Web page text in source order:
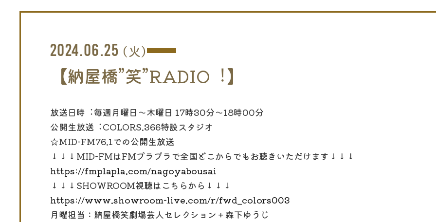
2024.06.25 (火)
【納屋橋”笑”RADIO︕】
放送⽇時︓毎週⽉曜⽇〜⽊曜⽇ 17時30分〜18時00分
公開⽣放送︓COLORS.366特設スタジオ
☆MID-FM76.1での公開生放送
↓↓↓MID-FMはFMプラプラで全国どこからでもお聴きいただけます↓↓↓
https://fmplapla.com/nagoyabousai
↓↓↓SHOWROOM視聴はこちらから↓↓↓
https://www.showroom-live.com/r/fwd_colors003
月曜担当：納屋橋笑劇場芸人セレクション＋森下ゆうじ